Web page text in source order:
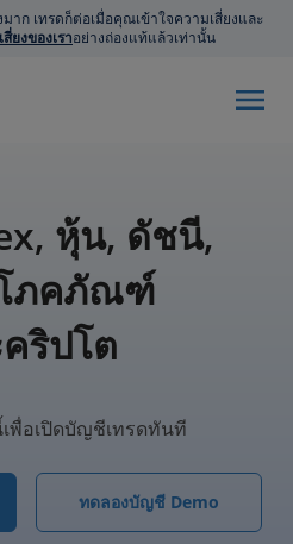
ก เทรดก็ต่อเมื่อคุณเข้าใจความเสี่ยงและ
ยงของเราอย่างถ่องแท้แล้วเท่านั้น
หุ้น, ดัชนี,
ภคภัณฑ์
ริปโต
พื่อเปิดบัญชีเทรดทันที
ทดลองบัญชี Demo